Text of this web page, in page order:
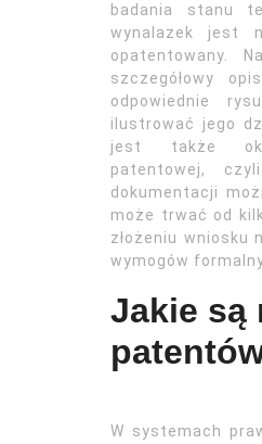
badania stanu
wynalazek jest
opatentowany.
szczegółowy
odpowiednie
ilustrować jego
jest także
patentowej,
dokumentacji
może trwać od
złożeniu wniosku
wymogów
Jakie są
W systemach